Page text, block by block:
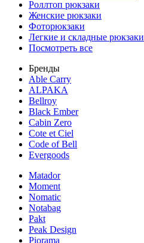
Роллтоп рюкзаки
Женские рюкзаки
Фоторюкзаки
Легкие и складные рюкзаки
Посмотреть все
Бренды
Able Carry
ALPAKA
Bellroy
Black Ember
Cabin Zero
Cote et Ciel
Code of Bell
Evergoods
Matador
Moment
Nomatic
Notabag
Pakt
Peak Design
Piorama